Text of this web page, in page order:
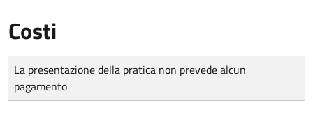
Costi
Tipo di pagamento
Importo
La presentazione della pratica non prevede alcun
pagamento